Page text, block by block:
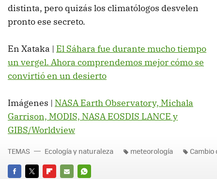
distinta, pero quizás los climatólogos desvelen
pronto ese secreto.
En Xataka | El Sáhara fue durante mucho tiempo
un vergel. Ahora comprendemos mejor cómo se
convirtió en un desierto
Imágenes | NASA Earth Observatory, Michala
Garrison, MODIS, NASA EOSDIS LANCE y
GIBS/Worldview
TEMAS Ecología y naturaleza meteorología Cambio